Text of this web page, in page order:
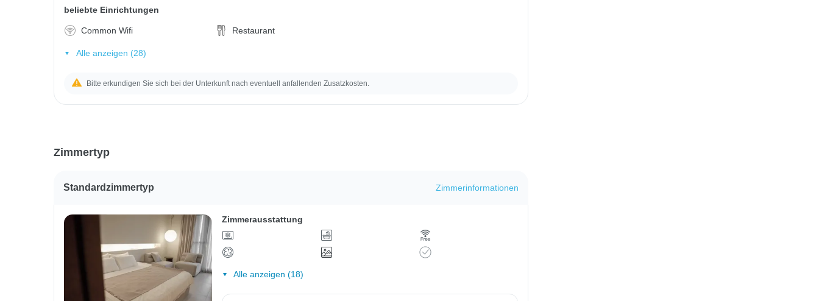
beliebte Einrichtungen
Common Wifi Restaurant
Alle anzeigen (28)
Bitte erkundigen Sie sich bei der Unterkunft nach eventuell anfallenden Zusatzkosten.
Zimmertyp
Standardzimmertyp Zimmerinformationen
Zimmerausstattung
Alle anzeigen (18)